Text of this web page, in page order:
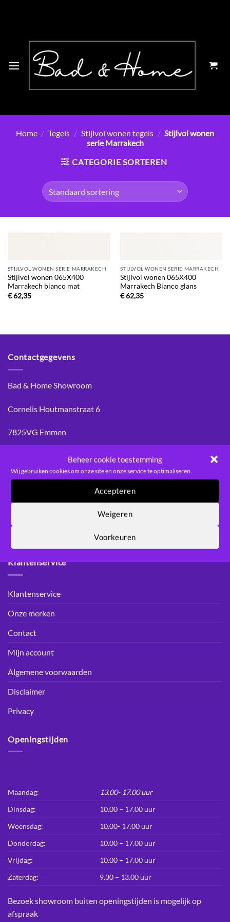
Beheer cookie toestemming
Wij gebruiken cookies om onze site en onze service te optimaliseren.
Accepteren
Weigeren
Voorkeuren
Home / Tegels / Stijlvol wonen tegels / Stijlvol wonen
serie Marrakech
CATEGORIE SORTEREN
STIJLVOL WONEN SERIE MARRAKECH
Stijlvol wonen 065X400
Marrakech bianco mat
€62,35
STIJLVOL WONEN SERIE MARRAKECH
Stijlvol wonen 065X400
Marrakech Bianco glans
€62,35
Contactgegevens
Bad & Home Showroom
Cornelis Houtmanstraat 6
7825VG Emmen
Mail: info@badenhome.nl
Tel: 0591-351048
Whatsapp +31655194095
Neem gerust
Klantenservice
Klantenservice
Onze merken
Contact
Mijn account
Algemene voorwaarden
Disclaimer
Privacy
Openingstijden
Maandag:
13.00- 17.00 uur
Dinsdag:
10.00 – 17.00 uur
Woensdag:
10.00- 17.00 uur
Donderdag:
10.00 – 17.00 uur
Vrijdag:
10.00 – 17.00 uur
Zaterdag:
9.30 – 13.00 uur
Bezoek showroom buiten openingstijden is mogelijk op
afspraak